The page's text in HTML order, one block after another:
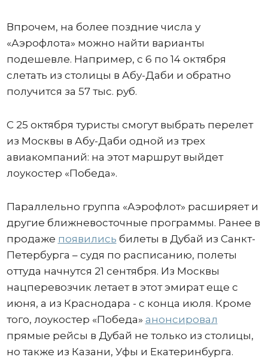
Впрочем, на более поздние числа у
«Аэрофлота» можно найти варианты
подешевле. Например, с 6 по 14 октября
слетать из столицы в Абу-Даби и обратно
получится за 57 тыс. руб.
С 25 октября туристы смогут выбрать перелет
из Москвы в Абу-Даби одной из трех
авиакомпаний: на этот маршрут выйдет
лоукостер «Победа».
Параллельно группа «Аэрофлот» расширяет и
другие ближневосточные программы. Ранее в
продаже появились билеты в Дубай из Санкт-
Петербурга – судя по расписанию, полеты
оттуда начнутся 21 сентября. Из Москвы
нацперевозчик летает в этот эмират еще с
июня, а из Краснодара - с конца июля. Кроме
того, лоукостер «Победа» анонсировал
прямые рейсы в Дубай не только из столицы,
но также из Казани, Уфы и Екатеринбурга.